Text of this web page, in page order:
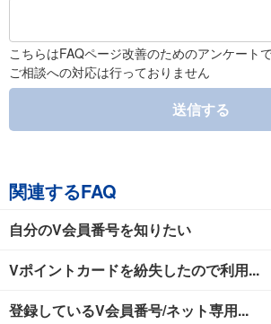
こちらはFAQページ改善のためのアンケート
ご相談への対応は行っておりません
送信する
関連するFAQ
自分のV会員番号を知りたい
Vポイントカードを紛失したので利用...
登録しているV会員番号/ネット専用...